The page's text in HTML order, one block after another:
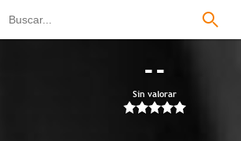
--
Sin valorar